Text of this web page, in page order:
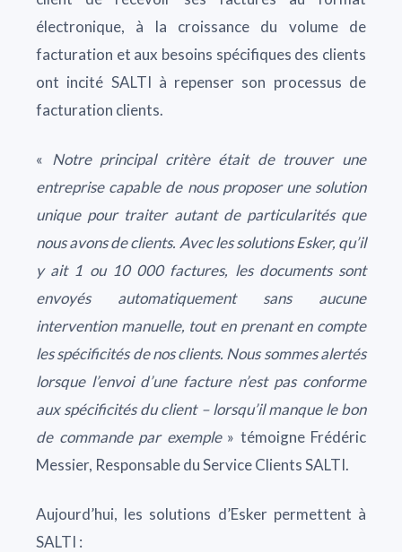
électronique, à la croissance du volume de
facturation et aux besoins spécifiques des clients
ont incité SALTI à repenser son processus de
facturation clients.
« Notre principal critère était de trouver une
entreprise capable de nous proposer une solution
unique pour traiter autant de particularités que
nous avons de clients. Avec les solutions Esker, qu’il
y ait 1 ou 10 000 factures, les documents sont
envoyés automatiquement sans aucune
intervention manuelle, tout en prenant en compte
les spécificités de nos clients. Nous sommes alertés
lorsque l’envoi d’une facture n’est pas conforme
aux spécificités du client – lorsqu’il manque le bon
de commande par exemple» témoigne Frédéric
Messier, Responsable du Service Clients SALTI.
Aujourd’hui, les solutions d’Esker permettent à
SALTI :